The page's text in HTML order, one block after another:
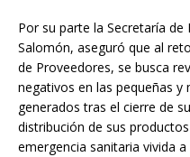
Por su parte la Secretaría de
Salomón, aseguró que al
de Proveedores, se busca
negativos en las pequeñas y
generados tras el cierre de
distribución de sus
emergencia sanitaria vivida